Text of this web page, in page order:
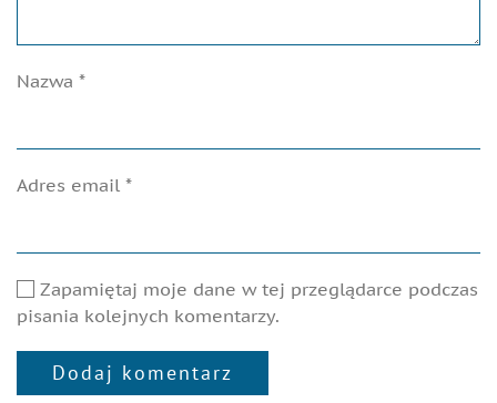
Nazwa *
Adres email *
Zapamiętaj moje dane w tej przeglądarce podczas
pisania kolejnych komentarzy.
Dodaj komentarz